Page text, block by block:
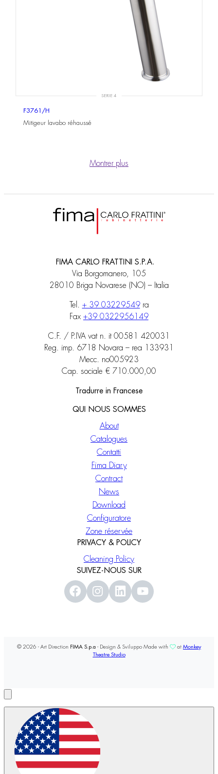
SERIE 4
F3761/H
Mitigeur lavabo réhaussé
Montrer plus
FIMA CARLO FRATTINI S.P.A.
Via Borgomanero, 105
28010 Briga Novarese (NO) – Italia
Tel. + 39 03229549ra
Fax +39 0322956149
C.F. / P.IVA vat n. it 00581 420031
Reg. imp. 6718 Novara – rea 133931
Mecc. no005923
Cap. sociale € 710.000,00
Tradurre in Francese
QUI NOUS SOMMES
About
Catalogues
Contatti
Fima Diary
Contract
News
Download
Configuratore
Zone réservée
PRIVACY & POLICY
Cleaning Policy
SUIVEZ-NOUS SUR
© 2026 - Art Direction FIMA S.p.a - Design & Sviluppo Made with at Monkey
Theatre Studio